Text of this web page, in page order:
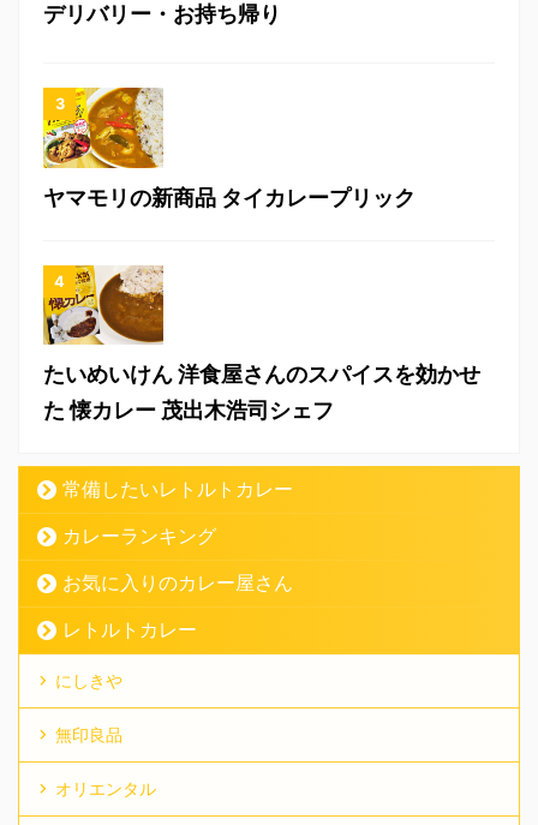
デリバリー・お持ち帰り
ヤマモリの新商品 タイカレープリック
たいめいけん 洋食屋さんのスパイスを効かせ
た 懐カレー 茂出木浩司シェフ
常備したいレトルトカレー
カレーランキング
お気に入りのカレー屋さん
レトルトカレー
にしきや
無印良品
オリエンタル